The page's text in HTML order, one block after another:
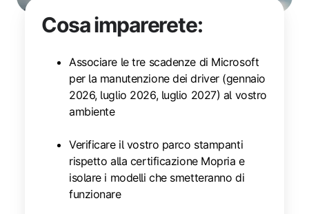
Cosa imparerete:
Associare le tre scadenze di Microsoft
per la manutenzione dei driver (gennaio
2026, luglio 2026, luglio 2027) al vostro
ambiente
Verificare il vostro parco stampanti
rispetto alla certificazione Mopria e
isolare i modelli che smetteranno di
funzionare